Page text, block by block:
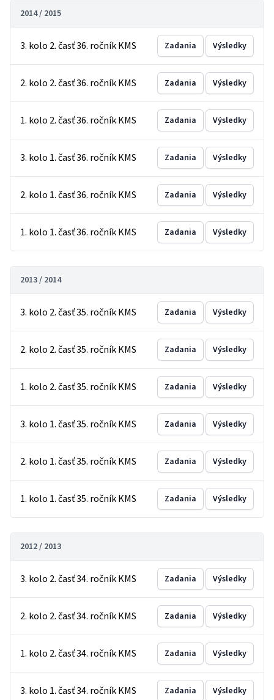
2014 / 2015
3. kolo 2. časť 36. ročník KMS Zadania Výsledky
2. kolo 2. časť 36. ročník KMS Zadania Výsledky
1. kolo 2. časť 36. ročník KMS Zadania Výsledky
3. kolo 1. časť 36. ročník KMS Zadania Výsledky
2. kolo 1. časť 36. ročník KMS Zadania Výsledky
1. kolo 1. časť 36. ročník KMS Zadania Výsledky
2013 / 2014
3. kolo 2. časť 35. ročník KMS Zadania Výsledky
2. kolo 2. časť 35. ročník KMS Zadania Výsledky
1. kolo 2. časť 35. ročník KMS Zadania Výsledky
3. kolo 1. časť 35. ročník KMS Zadania Výsledky
2. kolo 1. časť 35. ročník KMS Zadania Výsledky
1. kolo 1. časť 35. ročník KMS Zadania Výsledky
2012 / 2013
3. kolo 2. časť 34. ročník KMS Zadania Výsledky
2. kolo 2. časť 34. ročník KMS Zadania Výsledky
1. kolo 2. časť 34. ročník KMS Zadania Výsledky
3. kolo 1. časť 34. ročník KMS Zadania Výsledky